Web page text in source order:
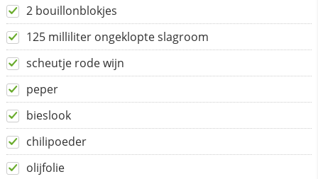
2 bouillonblokjes
125 milliliter ongeklopte slagroom
scheutje rode wijn
peper
bieslook
chilipoeder
olijfolie